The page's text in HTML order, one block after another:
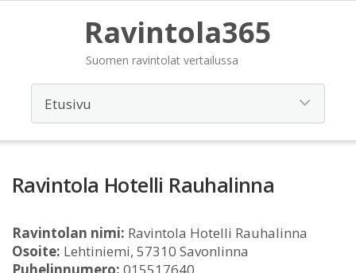
Ravintola365
Suomen ravintolat vertailussa
Ravintola Hotelli Rauhalinna
Ravintolan nimi: Ravintola Hotelli Rauhalinna
Osoite: Lehtiniemi, 57310 Savonlinna